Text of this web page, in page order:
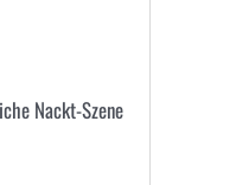
Nackt-Szene